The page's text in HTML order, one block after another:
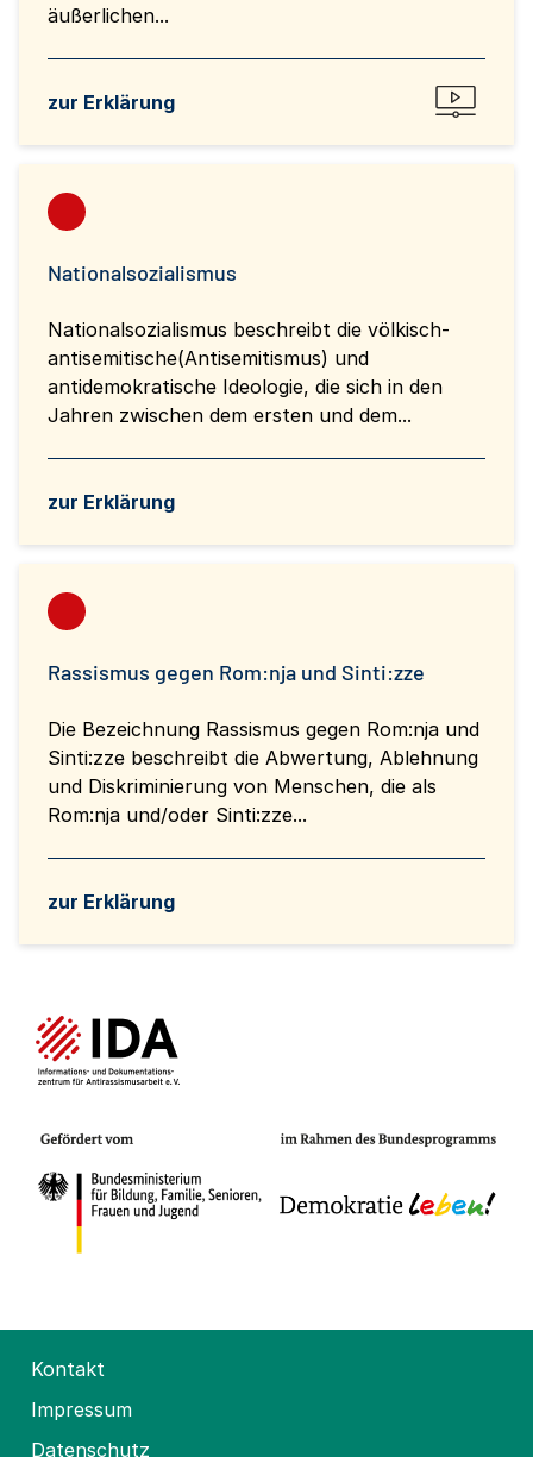
äußerlichen...
zur Erklärung
Nationalsozialismus
Nationalsozialismus beschreibt die völkisch-
antisemitische(Antisemitismus) und
antidemokratische Ideologie, die sich in den
Jahren zwischen dem ersten und dem...
zur Erklärung
Rassismus gegen Rom:nja und Sinti:zze
Die Bezeichnung Rassismus gegen Rom:nja und
Sinti:zze beschreibt die Abwertung, Ablehnung
und Diskriminierung von Menschen, die als
Rom:nja und/oder Sinti:zze...
zur Erklärung
Kontakt
Impressum
Datenschutz